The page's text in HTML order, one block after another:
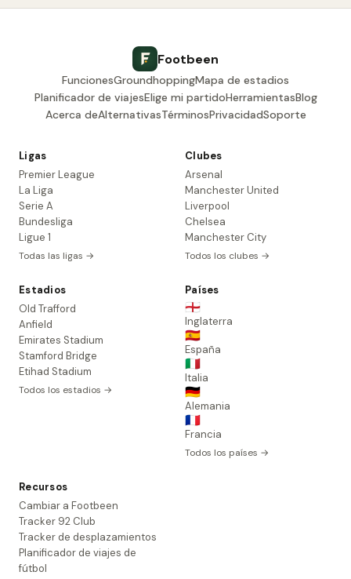
Footbeen
FuncionesGroundhoppingMapa de estadios
Planificador de viajesElige mi partidoHerramientasBlog
Acerca deAlternativasTérminosPrivacidadSoporte
Ligas
Premier League
La Liga
Serie A
Bundesliga
Ligue 1
Todas las ligas →
Clubes
Arsenal
Manchester United
Liverpool
Chelsea
Manchester City
Todos los clubes →
Estadios
Old Trafford
Anfield
Emirates Stadium
Stamford Bridge
Etihad Stadium
Todos los estadios →
Países
🏴󠁧󠁢󠁥󠁮󠁧󠁿
Inglaterra
🇪🇸
España
🇮🇹
Italia
🇩🇪
Alemania
🇫🇷
Francia
Todos los países →
Recursos
Cambiar a Footbeen
Tracker 92 Club
Tracker de desplazamientos
Planificador de viajes de
fútbol